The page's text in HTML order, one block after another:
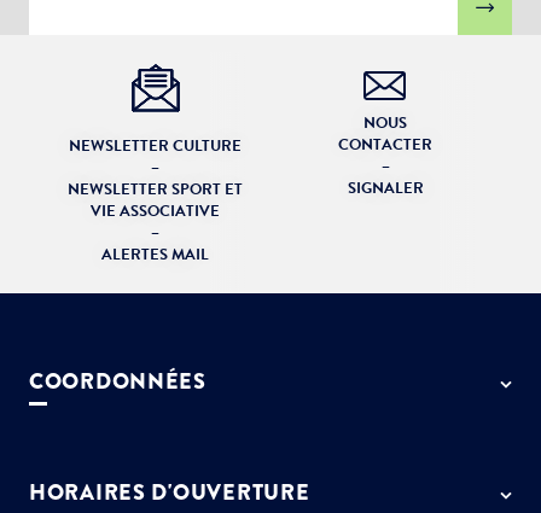
NEWSLETTER CULTURE
–
NEWSLETTER SPORT ET
VIE ASSOCIATIVE
–
ALERTES MAIL
NOUS
CONTACTER
–
SIGNALER
COORDONNÉES
01 64 13 55 55
HORAIRES D'OUVERTURE